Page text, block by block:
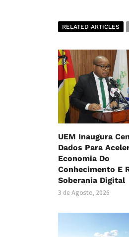
RELATED ARTICLES
UEM Inaugura
Dados Para
Economia Do
Conhecimento E
Soberania Digital
3 de Agosto, 2026